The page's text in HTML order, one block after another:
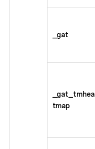
_gat
_gat_tmhea
tmap